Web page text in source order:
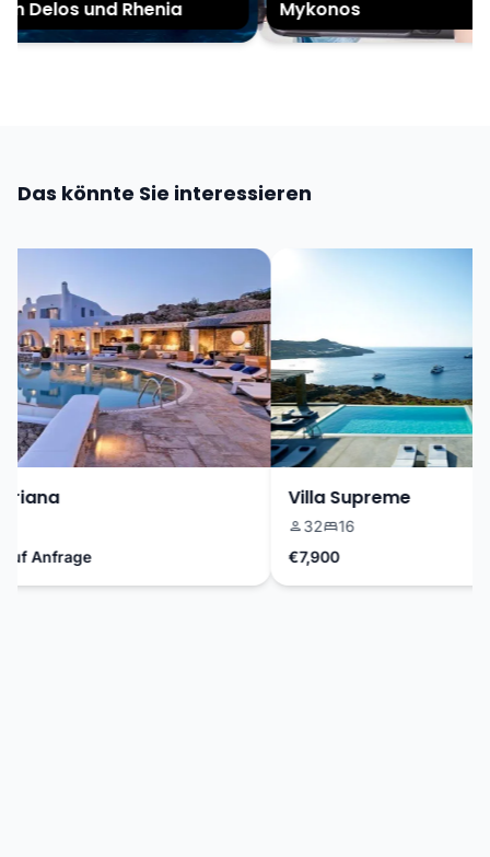
Delos und Rhenia
Mykonos
Das könnte Sie interessieren
Anfrage
Villa Supreme
32
16
€7,900